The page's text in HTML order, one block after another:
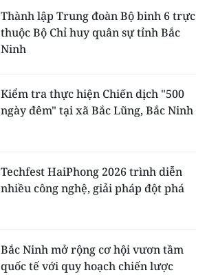
Thành lập Trung đoàn Bộ binh 6 trực
thuộc Bộ Chỉ huy quân sự tỉnh Bắc
Ninh
Kiểm tra thực hiện Chiến dịch "500
ngày đêm" tại xã Bắc Lũng, Bắc Ninh
Techfest HaiPhong 2026 trình diễn
nhiều công nghệ, giải pháp đột phá
Bắc Ninh mở rộng cơ hội vươn tầm
quốc tế với quy hoạch chiến lược